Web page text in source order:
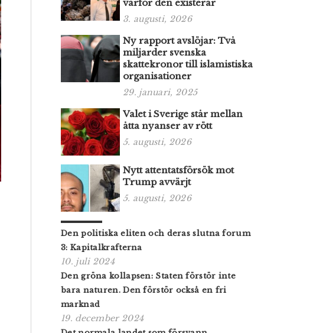
varför den existerar
3. augusti, 2026
Ny rapport avslöjar: Två
miljarder svenska
skattekronor till islamistiska
organisationer
29. januari, 2025
Valet i Sverige står mellan
åtta nyanser av rött
5. augusti, 2026
Nytt attentatsförsök mot
Trump avvärjt
5. augusti, 2026
Den politiska eliten och deras slutna forum
3: Kapitalkrafterna
10. juli 2024
Den gröna kollapsen: Staten förstör inte
bara naturen. Den förstör också en fri
marknad
19. december 2024